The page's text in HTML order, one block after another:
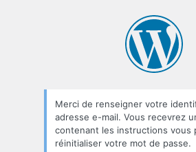
oublié
Merci de renseigner votre
adresse e-mail. Vous recevrez
contenant les instructions vous
réinitialiser votre mot de passe.